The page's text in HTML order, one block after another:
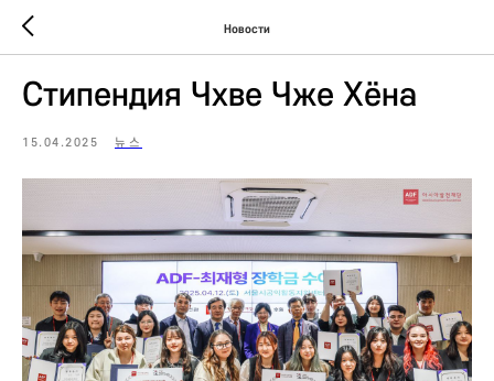
Новости
Стипендия Чхве Чже Хёна
15.04.2025 뉴스